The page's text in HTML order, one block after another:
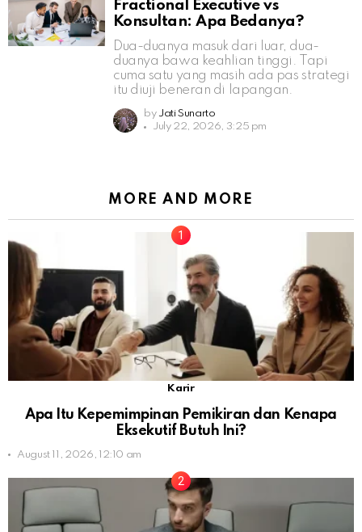
Fractional Executive vs
Konsultan: Apa Bedanya?
Dua-duanya masuk dari luar, dua-
duanya bawa keahlian tinggi. Tapi
cuma satu yang masih ada pas strategi
itu diuji beneran di lapangan.
by Jati Sunarto
July 22, 2026, 3:25 pm
MORE AND MORE
Karir
Apa Itu Kepemimpinan Pemikiran dan Kenapa
Eksekutif Butuh Ini?
August 11, 2026, 12:10 am